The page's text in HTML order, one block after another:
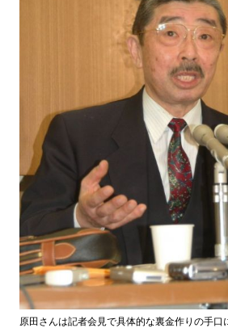
原田さんは記者会見で具体的な裏金作りの手口